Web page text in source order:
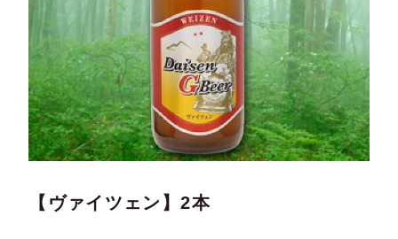
【ヴァイツェン】2本